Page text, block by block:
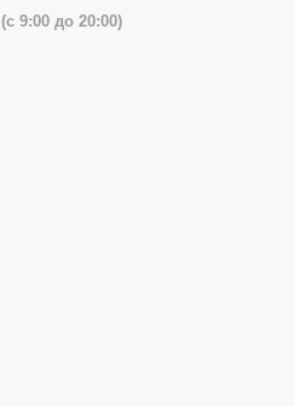
(с 9:00 до 20:00)